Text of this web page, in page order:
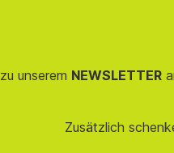
zu unserem NEWSLETTER
Zusätzlich